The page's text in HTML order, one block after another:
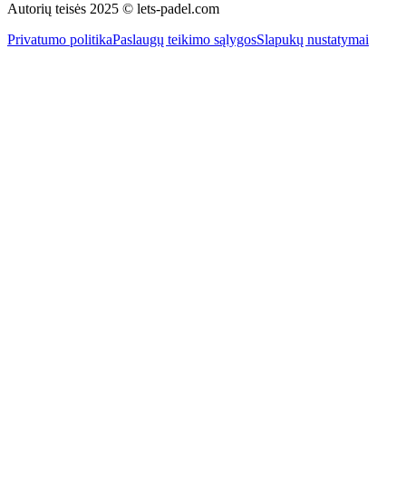
Autorių teisės 2025 © lets-padel.com
Privatumo politikaPaslaugų teikimo sąlygosSlapukų nustatymai